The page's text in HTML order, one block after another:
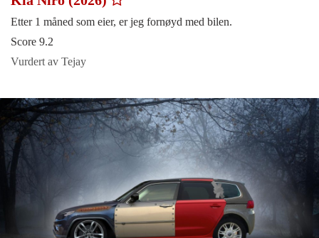
Etter 1 måned som eier, er jeg fornøyd med bilen.
Score 9.2
Vurdert av Tejay